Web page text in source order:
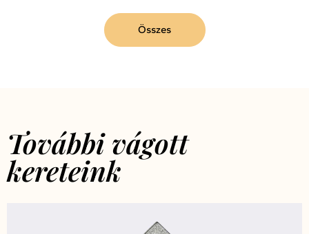
Összes
További vágott
kereteink